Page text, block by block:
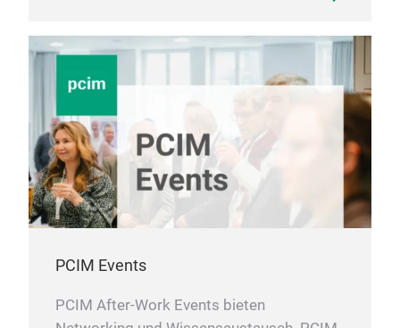
PCIM Events
PCIM After-Work Events bieten